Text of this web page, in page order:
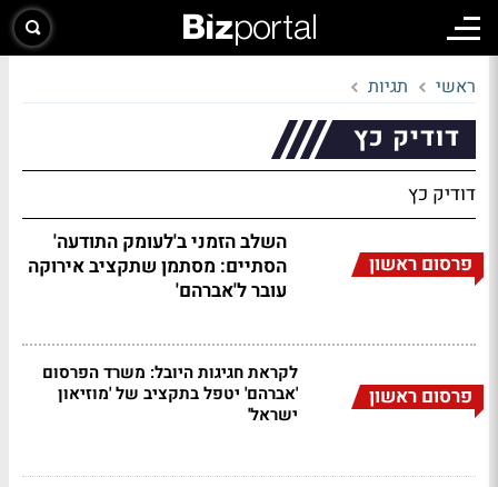
ראשי תגיות
דודיק כץ
דודיק כץ
פרסום ראשון
השלב הזמני ב'לעומק התודעה'
הסתיים: מסתמן שתקציב אירוקה
עובר ל'אברהם'
פרסום ראשון
לקראת חגיגות היובל: משרד הפרסום
'אברהם' יטפל בתקציב של 'מוזיאון
ישראל'